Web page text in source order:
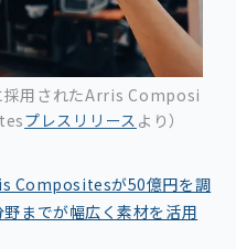
採用されたArris Composi
プレスリリース より）
Compositesが50億円を調
までが幅広く素材を活用